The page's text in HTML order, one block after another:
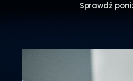
Sprawdź